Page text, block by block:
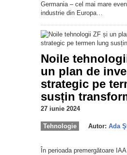
Germania – cel mai mare
industrie din Europa…
Noile
un plan de
strategic pe
susțin
27 iunie 2024
Tehnologie Autor: Ada
În perioada premergătoare